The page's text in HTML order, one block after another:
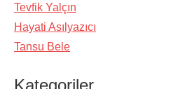
Tevfik Yalçın
Hayati Asılyazıcı
Tansu Bele
Kategoriler